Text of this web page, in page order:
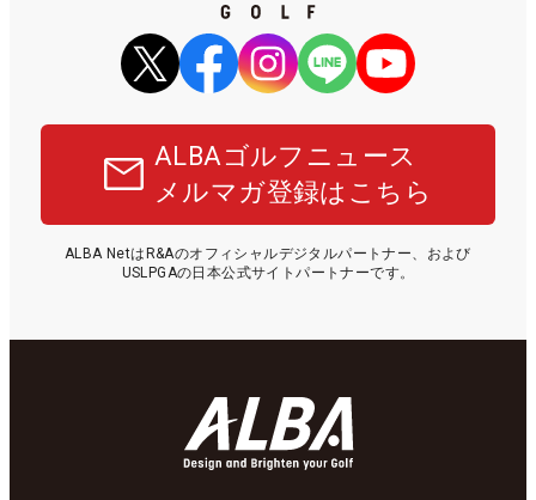
ALBAゴルフニュース
メルマガ登録はこちら
ALBA NetはR&Aのオフィシャルデジタルパートナー、および
USLPGAの日本公式サイトパートナーです。